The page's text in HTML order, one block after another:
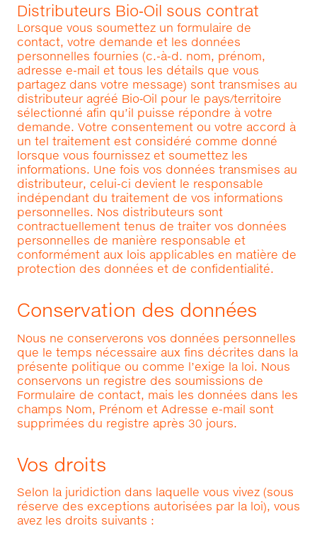
Distributeurs Bio‑Oil sous contrat
Lorsque vous soumettez un formulaire de
contact, votre demande et les données
personnelles fournies (c.-à-d. nom, prénom,
adresse e-mail et tous les détails que vous
partagez dans votre message) sont transmises au
distributeur agréé Bio‑Oil pour le pays/territoire
sélectionné afin qu’il puisse répondre à votre
demande. Votre consentement ou votre accord à
un tel traitement est considéré comme donné
lorsque vous fournissez et soumettez les
informations. Une fois vos données transmises au
distributeur, celui-ci devient le responsable
indépendant du traitement de vos informations
personnelles. Nos distributeurs sont
contractuellement tenus de traiter vos données
personnelles de manière responsable et
conformément aux lois applicables en matière de
protection des données et de confidentialité.
Conservation des données
Nous ne conserverons vos données personnelles
que le temps nécessaire aux fins décrites dans la
présente politique ou comme l’exige la loi. Nous
conservons un registre des soumissions de
Formulaire de contact, mais les données dans les
champs Nom, Prénom et Adresse e-mail sont
supprimées du registre après 30 jours.
Vos droits
Selon la juridiction dans laquelle vous vivez (sous
réserve des exceptions autorisées par la loi), vous
avez les droits suivants :